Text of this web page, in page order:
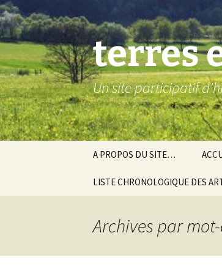
Aller
au
contenu
terres
Un site participatif
A PROPOS DU SITE…
LISTE CHRONOLOGIQUE DES
Archives par